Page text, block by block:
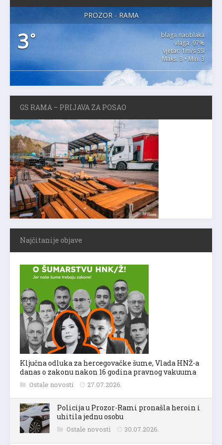
PROZOR - RAMA
3°
blaga naoblaka
vlaga: 97%
vjetar: 1m/s SSI
Maks. 3 • Min. 3
GS RAMA – PRIJAVA ZA POSAO
Najčitanije objave
Ključna odluka za hercegovačke šume, Vlada HNŽ-a
danas o zakonu nakon 16 godina pravnog vakuuma
Ostale novosti 27.07.2026.
Policija u Prozor-Rami pronašla heroin i
uhitila jednu osobu
Ostale novosti 30.07.2026.